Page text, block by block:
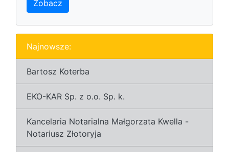
Zobacz
Najnowsze:
Bartosz Koterba
EKO-KAR Sp. z o.o. Sp. k.
Kancelaria Notarialna Małgorzata Kwella -
Notariusz Złotoryja